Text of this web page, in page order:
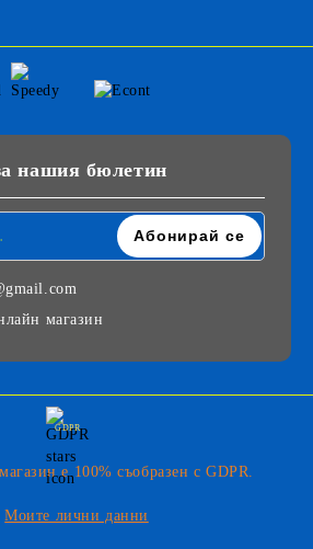
нашия бюлетин
магазин
GDPR
е 100% съобразен с GDPR.
Моите лични данни